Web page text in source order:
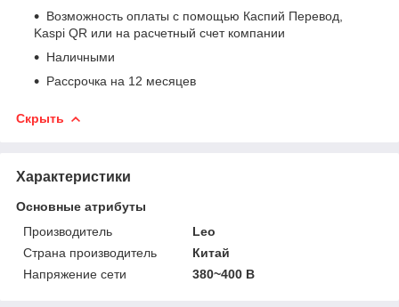
Возможность оплаты с помощью Каспий Перевод,
Kaspi QR или на расчетный счет компании
Наличными
Рассрочка на 12 месяцев
Скрыть
Характеристики
Основные атрибуты
Производитель
Leo
Страна производитель
Китай
Напряжение сети
380~400 В